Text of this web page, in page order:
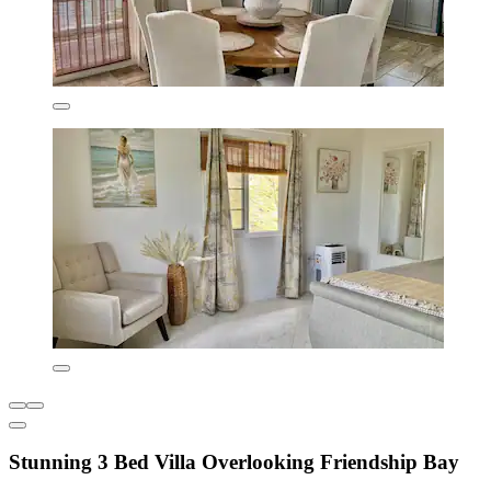
Stunning 3 Bed Villa Overlooking Friendship Bay